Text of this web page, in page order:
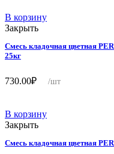
В корзину
Закрыть
Смесь кладочная цветная
25кг
730.00₽ /шт
В корзину
Закрыть
Смесь кладочная цветная